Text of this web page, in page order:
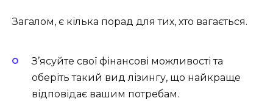
Загалом, є кілька порад для тих, хто вагається.
З’ясуйте свої фінансові можливості та
оберіть такий вид лізингу, що найкраще
відповідає вашим потребам.